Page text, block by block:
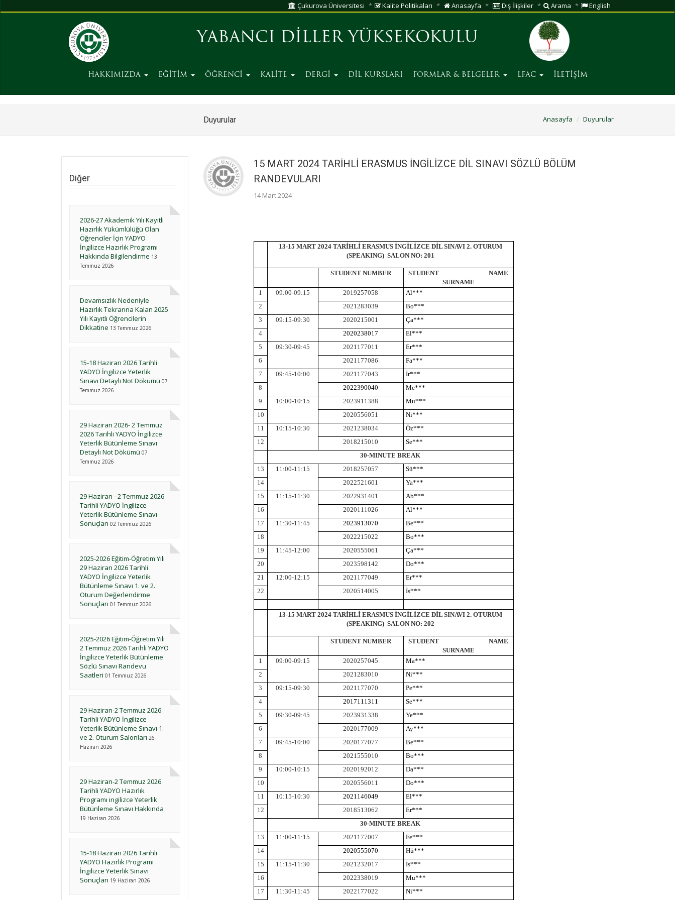
Çukurova Üniversitesi Kalite Politikaları Anasayfa Dış İlişkiler Arama English
YABANCI DİLLER YÜKSEKOKULU
HAKKIMIZDA EĞİTİM ÖĞRENCİ KALİTE DERGİ DİL KURSLARI FORMLAR & BELGELER LFAC İLETİŞİM
Duyurular Anasayfa Duyurular
Diğer
2026-27 Akademik Yılı Kayıtlı
Hazırlık Yükümlülüğü Olan
Öğrenciler İçin YADYO
İngilizce Hazırlık Programı
Hakkında Bilgilendirme 13
Temmuz 2026
Devamsızlık Nedeniyle
Hazırlık Tekrarına Kalan 2025
Yılı Kayıtlı Öğrencilerin
Dikkatine 13 Temmuz 2026
15-18 Haziran 2026 Tarihli
YADYO İngilizce Yeterlik
Sınavı Detaylı Not Dökümü 07
Temmuz 2026
29 Haziran 2026- 2 Temmuz
2026 Tarihli YADYO İngilizce
Yeterlik Bütünleme Sınavı
Detaylı Not Dökümü 07
Temmuz 2026
29 Haziran - 2 Temmuz 2026
Tarihli YADYO İngilizce
Yeterlik Bütünleme Sınavı
Sonuçları 02 Temmuz 2026
2025-2026 Eğitim-Öğretim Yılı
29 Haziran 2026 Tarihli
YADYO İngilizce Yeterlik
Bütünleme Sınavı 1. ve 2.
Oturum Değerlendirme
Sonuçları 01 Temmuz 2026
2025-2026 Eğitim-Öğretim Yılı
2 Temmuz 2026 Tarihli YADYO
İngilizce Yeterlik Bütünleme
Sözlü Sınavı Randevu
Saatleri 01 Temmuz 2026
29 Haziran-2 Temmuz 2026
Tarihli YADYO İngilizce
Yeterlik Bütünleme Sınavı 1.
ve 2. Oturum Salonları 26
Haziran 2026
29 Haziran-2 Temmuz 2026
Tarihli YADYO Hazırlık
Programı ingilizce Yeterlik
Bütünleme Sınavı Hakkında
19 Haziran 2026
15-18 Haziran 2026 Tarihli
YADYO Hazırlık Programı
İngilizce Yeterlik Sınavı
Sonuçları 19 Haziran 2026
15 MART 2024 TARİHLİ ERASMUS İNGİLİZCE DİL SINAVI SÖZLÜ BÖLÜM
RANDEVULARI
14 Mart 2024
13-15 MART 2024 TARİHLİ ERASMUS İNGİLİZCE DİL SINAVI 2. OTURUM
(SPEAKING) SALON NO: 201
STUDENT NUMBER
STUDENT NAME
SURNAME
1
09:00-09:15 2019257058
Al***
2
2021283039
Bo***
3
09:15-09:30 2020215001
Ça***
4
2020238017
El***
5
09:30-09:45 2021177011
Er***
6
2021177086
Fa***
7
09:45-10:00 2021177043
İr***
8
2022390040
Me***
9
10:00-10:15 2023911388
Mu***
10
2020556051
Ni***
11
10:15-10:30 2021238034
Öz***
12
2018215010
Se***
30-MINUTE BREAK
13
11:00-11:15 2018257057
Sü***
14
2022521601
Ya***
15
11:15-11:30 2022931401
Ab***
16
2020111026
Al***
17
11:30-11:45 2023913070
Be***
18
2022215022
Bo***
19
11:45-12:00 2020555061
Ça***
20
2023598142
Do***
21
12:00-12:15 2021177049
Er***
22
2020514005 İs***
13-15 MART 2024 TARİHLİ ERASMUS İNGİLİZCE DİL SINAVI 2. OTURUM
(SPEAKING) SALON NO: 202
STUDENT NUMBER
STUDENT NAME
SURNAME
1
09:00-09:15 2020257045
Ma***
2
2021283010
Ni***
3
09:15-09:30 2021177070
Pe***
4
2017111311
Se***
5
09:30-09:45 2023931338
Ye***
6
2020177009
Ay***
7
09:45-10:00 2020177077
Be***
8
2021555010
Bo***
9
10:00-10:15 2020192012
Da***
10
2020556011
Do***
11
10:15-10:30 2021146049
El***
12
2018513062
Er***
30-MINUTE BREAK
13
11:00-11:15 2021177007
Fe***
14
2020555070
Hü***
15
11:15-11:30 2021232017
İs***
16
2022338019
Mu***
17
11:30-11:45 2022177022
Ni***